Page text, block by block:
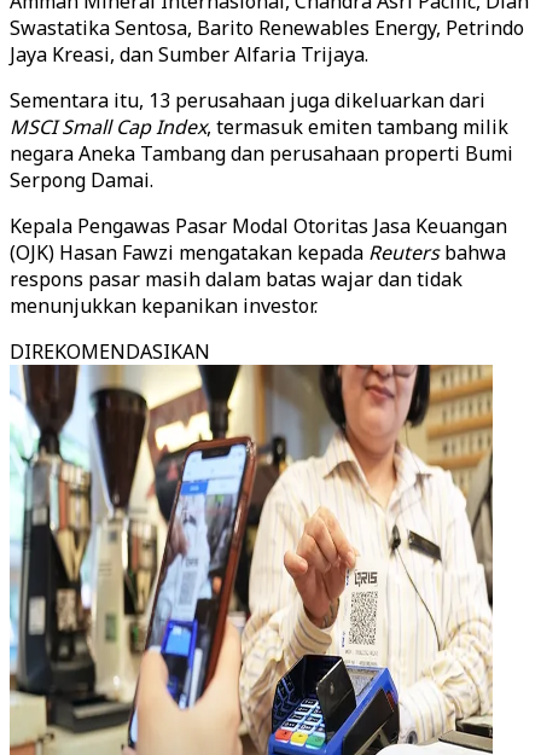
Swastatika Sentosa, Barito Renewables Energy, Petrindo
Jaya Kreasi, dan Sumber Alfaria Trijaya.
Sementara itu, 13 perusahaan juga dikeluarkan dari
MSCI Small Cap Index, termasuk emiten tambang milik
negara Aneka Tambang dan perusahaan properti Bumi
Serpong Damai.
Kepala Pengawas Pasar Modal Otoritas Jasa Keuangan
(OJK) Hasan Fawzi mengatakan kepada Reutersbahwa
respons pasar masih dalam batas wajar dan tidak
menunjukkan kepanikan investor.
DIREKOMENDASIKAN